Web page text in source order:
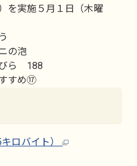
を実施５月１日（木曜
の泡
ら 188
すめ⑰
ロバイト）